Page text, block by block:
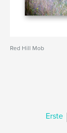
Red Hill Mob
Erste